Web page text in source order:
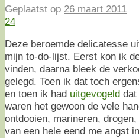
Geplaatst op 26 maart 2011
24
Deze beroemde delicatesse
mijn to-do-lijst. Eerst kon ik
vinden, daarna bleek de
gelegd. Toen ik dat toch
en toen ik had uitgevogeld
waren het gewoon de vele
ontdooien, marineren,
van een hele eend me angst